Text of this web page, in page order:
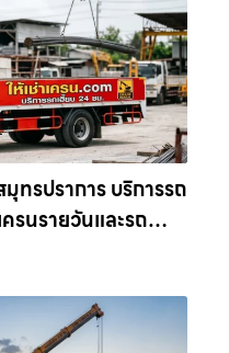
ทรปราการ บริการรถ
รนรายวันและรถ